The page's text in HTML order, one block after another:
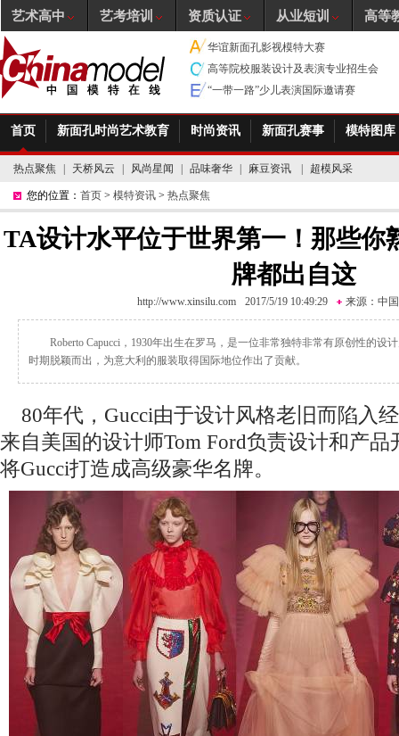
华谊新面孔影视模特大赛
高等院校服装设计及表演专业招生会
“一带一路”少儿表演国际邀请赛
首页 新面孔时尚艺术教育 时尚资讯 新面孔赛事 模特图库
热点聚焦 天桥风云 风尚星闻 品味奢华 麻豆资讯 超模风采
您的位置： 首页 > 模特资讯 > 热点聚焦
TA设计水平位于世界第一！那些你
牌都出自这
http://www.xinsilu.com 2017/5/19 10:49:29 来源： 中
Roberto Capucci，1930年出生在罗马，是一位非常独特非常有原创性的设
时期脱颖而出，为意大利的服装取得国际地位作出了贡献。
80年代，Gucci由于设计风格老旧而陷入
来自美国的设计师Tom Ford负责设计和产
将Gucci打造成高级豪华名牌。
艺术高中 艺考培训 资质认证 从业短训 高等